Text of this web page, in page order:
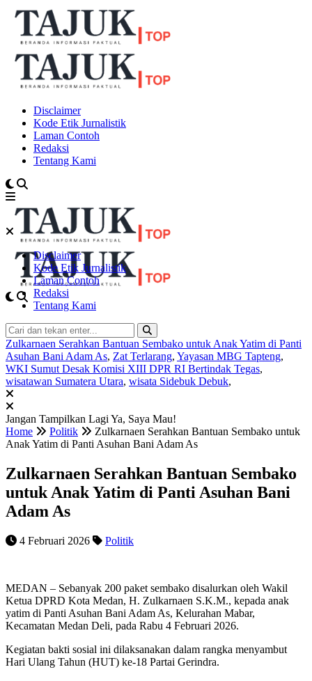
Disclaimer
Kode Etik Jurnalistik
Laman Contoh
Redaksi
Tentang Kami
Disclaimer
Kode Etik Jurnalistik
Laman Contoh
Redaksi
Tentang Kami
Zulkarnaen Serahkan Bantuan Sembako untuk Anak Yatim di Panti
Asuhan Bani Adam As, Zat Terlarang, Yayasan MBG Tapteng,
WKI Sumut Desak Komisi XIII DPR RI Bertindak Tegas,
wisatawan Sumatera Utara, wisata Sidebuk Debuk,
Jangan Tampilkan Lagi Ya, Saya Mau!
Home
Politik
Zulkarnaen Serahkan Bantuan Sembako untuk
Anak Yatim di Panti Asuhan Bani Adam As
Zulkarnaen Serahkan Bantuan Sembako
untuk Anak Yatim di Panti Asuhan Bani
Adam As
4 Februari 2026 Politik
MEDAN – Sebanyak 200 paket sembako disalurkan oleh Wakil
Ketua DPRD Kota Medan, H. Zulkarnaen S.K.M., kepada anak
yatim di Panti Asuhan Bani Adam As, Kelurahan Mabar,
Kecamatan Medan Deli, pada Rabu 4 Februari 2026.
Kegiatan bakti sosial ini dilaksanakan dalam rangka menyambut
Hari Ulang Tahun (HUT) ke-18 Partai Gerindra.